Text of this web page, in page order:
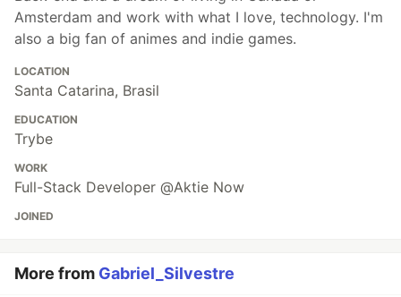
Amsterdam and work with what I love, technology. I'm
also a big fan of animes and indie games.
LOCATION
Santa Catarina, Brasil
EDUCATION
Trybe
WORK
Full-Stack Developer @Aktie Now
JOINED
More from Gabriel_Silvestre